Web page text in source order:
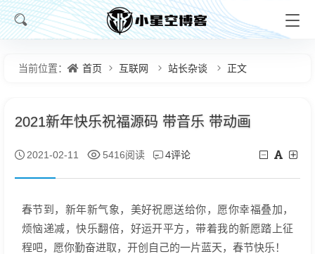
当前位置： 首页 互联网 站长杂谈 正文
2021新年快乐祝福源码 带音乐 带动画
2021-02-11 5416阅读 4评论
春节到，新年新气象，美好祝愿送给你，愿你幸福叠加，
烦恼递减，快乐翻倍，好运开平方，带着我的新愿踏上征
程吧，愿你勤奋进取，开创自己的一片蓝天，春节快乐！